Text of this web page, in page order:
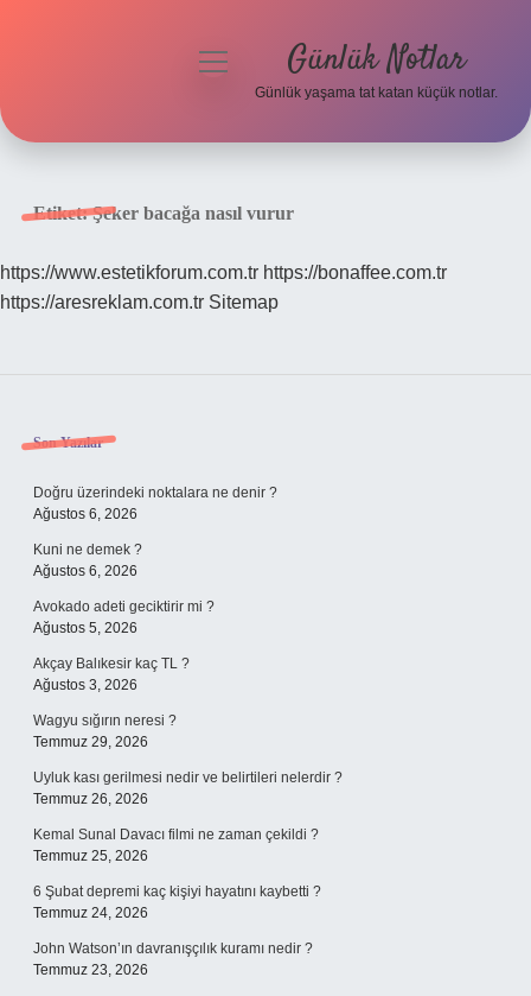
Hakkımızda
menüyü
Günlük Notlar
Günlük yaşama tat katan küçük notlar.
Etiket:Şeker bacağa nasıl vurur
https://www.estetikforum.com.tr https://bonaffee.com.tr
https://aresreklam.com.tr Sitemap
Sidebar
Son Yazılar
Doğru üzerindeki noktalara ne denir ?
Ağustos 6, 2026
Kuni ne demek ?
Ağustos 6, 2026
Avokado adeti geciktirir mi ?
Ağustos 5, 2026
Akçay Balıkesir kaç TL ?
Ağustos 3, 2026
Wagyu sığırın neresi ?
Temmuz 29, 2026
Uyluk kası gerilmesi nedir ve belirtileri nelerdir ?
Temmuz 26, 2026
Kemal Sunal Davacı filmi ne zaman çekildi ?
Temmuz 25, 2026
6 Şubat depremi kaç kişiyi hayatını kaybetti ?
Temmuz 24, 2026
John Watson’ın davranışçılık kuramı nedir ?
Temmuz 23, 2026